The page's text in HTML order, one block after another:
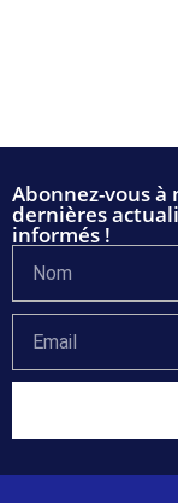
Abonnez-vous
dernières
informés !